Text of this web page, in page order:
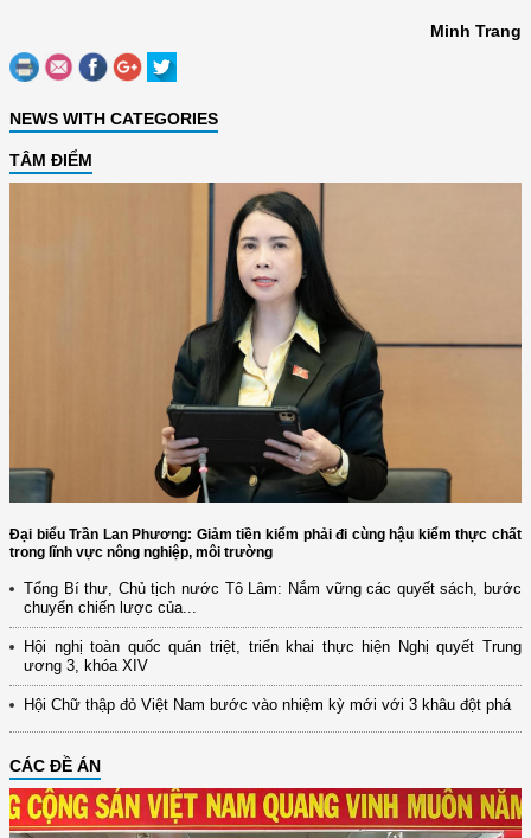
Minh Trang
NEWS WITH CATEGORIES
TÂM ĐIỂM
Đại biểu Trần Lan Phương: Giảm tiền kiểm phải đi cùng hậu kiểm thực chất
trong lĩnh vực nông nghiệp, môi trường
Tổng Bí thư, Chủ tịch nước Tô Lâm: Nắm vững các quyết sách, bước
chuyển chiến lược của...
Hội nghị toàn quốc quán triệt, triển khai thực hiện Nghị quyết Trung
ương 3, khóa XIV
Hội Chữ thập đỏ Việt Nam bước vào nhiệm kỳ mới với 3 khâu đột phá
CÁC ĐỀ ÁN